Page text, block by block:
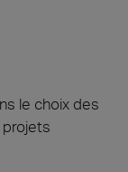
le choix des